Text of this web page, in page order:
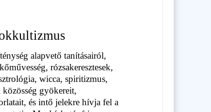
alapvető tanításairól,
rózsakeresztesek,
wicca, spiritizmus,
gyökereit,
és intő jelekre hívja fel a